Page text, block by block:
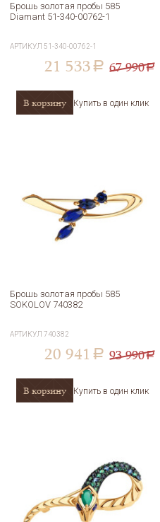
Брошь золотая пробы 585
Diamant 51-340-00762-1
АРТИКУЛ51-340-00762-1
21 533 a 67 990a
В корзину Купить в один клик
Брошь золотая пробы 585
SOKOLOV 740382
АРТИКУЛ740382
20 941 a 93 990a
В корзину Купить в один клик